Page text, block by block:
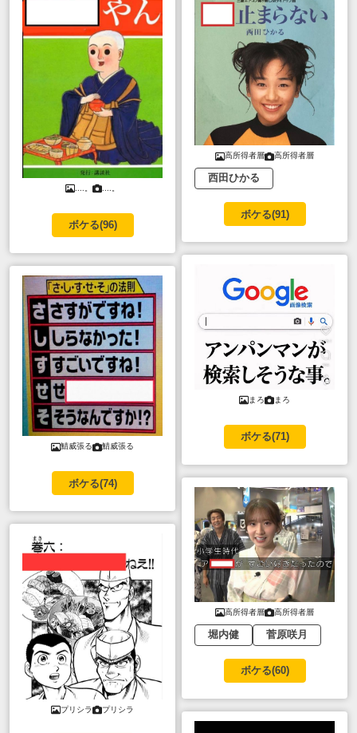
ボケる(96)
鯖威張る 鯖威張る
ボケる(74)
プリシラ プリシラ
高所得者層 高所得者層
西田ひかる
ボケる(91)
まろ まろ
ボケる(71)
高所得者層 高所得者層
堀内健 菅原咲月
ボケる(60)